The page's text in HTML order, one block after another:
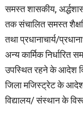
समस्त शासकीय,
तक संचालित समस्त
तथा प्रधानाचार्य/
अन्य कार्मिक निर्धारित
उपस्थित रहने के आदेश
जिला मजिस्ट्रेट के
विद्यालय/ संस्थान के